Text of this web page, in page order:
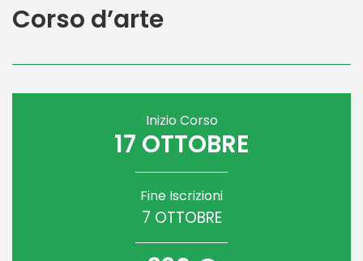
Corso d’arte
Inizio Corso
17 OTTOBRE
Fine Iscrizioni
7 OTTOBRE